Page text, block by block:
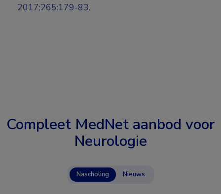
2017;265:179-83.
Compleet MedNet aanbod voor
Neurologie
Nascholing Nieuws